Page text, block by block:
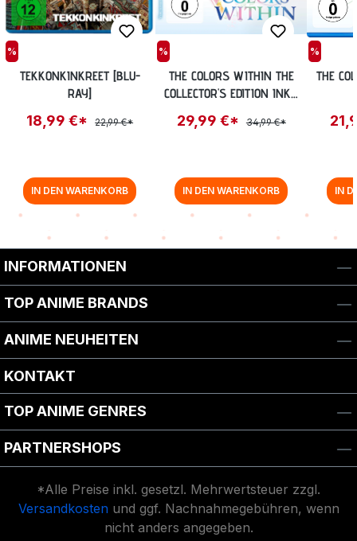
%
TEKKONKINKREET [BLU-
RAY]
18,99 €* 22,99 €*
IN DEN WARENKORB
%
THE COLORS WITHIN THE
COLLECTOR'S EDITION INKL.
RAY]
29,99 €* 34,99 €*
IN DEN WARENKORB
%
THE
IN
INFORMATIONEN
TOP ANIME BRANDS
ANIME NEUHEITEN
KONTAKT
TOP ANIME GENRES
PARTNERSHOPS
*Alle Preise inkl. gesetzl. Mehrwertsteuer zzgl.
Versandkosten und ggf. Nachnahmegebühren, wenn
nicht anders angegeben.